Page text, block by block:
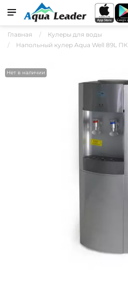
Главная
Кулеры для воды
Напольный кулер Aqua Well 89L ПК
Нет в наличии